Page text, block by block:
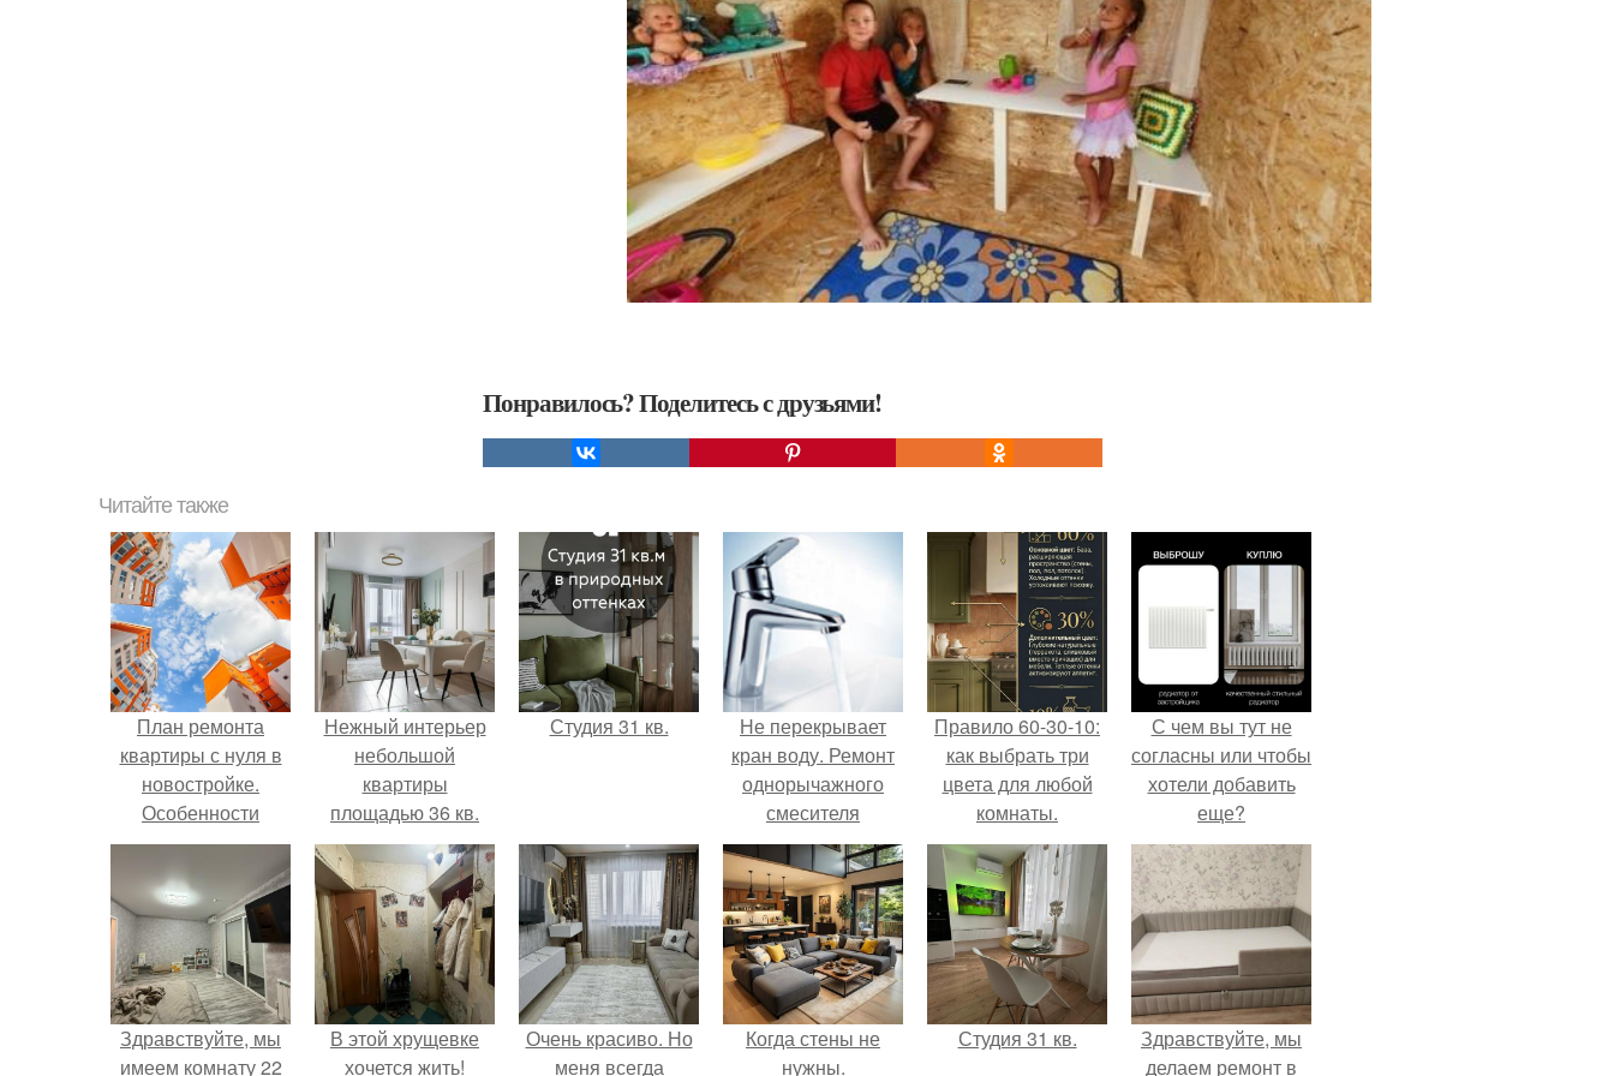
Понравилось? Поделитесь с друзьями!
Читайте также
План ремонта
квартиры с нуля в
новостройке.
Особенности
ремонта в
новостройке
Нежный интерьер
небольшой
квартиры
площадью 36 кв.
Студия 31 кв.
Не перекрывает
кран воду. Ремонт
однорычажного
смесителя
Правило 60-30-10:
как выбрать три
цвета для любой
комнаты.
С чем вы тут не
согласны или чтобы
хотели добавить
еще?
Здравствуйте, мы
имеем комнату 22
В этой хрущевке
хочется жить!
Очень красиво. Но
меня всегда
Когда стены не
нужны.
Студия 31 кв.
Здравствуйте, мы
делаем ремонт в